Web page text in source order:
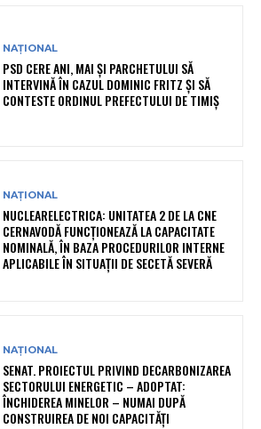
NAȚIONAL
PSD CERE ANI, MAI ȘI PARCHETULUI SĂ
INTERVINĂ ÎN CAZUL DOMINIC FRITZ ȘI SĂ
CONTESTE ORDINUL PREFECTULUI DE TIMIȘ
NAȚIONAL
NUCLEARELECTRICA: UNITATEA 2 DE LA CNE
CERNAVODĂ FUNCȚIONEAZĂ LA CAPACITATE
NOMINALĂ, ÎN BAZA PROCEDURILOR INTERNE
APLICABILE ÎN SITUAȚII DE SECETĂ SEVERĂ
NAȚIONAL
SENAT. PROIECTUL PRIVIND DECARBONIZAREA
SECTORULUI ENERGETIC – ADOPTAT:
ÎNCHIDEREA MINELOR – NUMAI DUPĂ
CONSTRUIREA DE NOI CAPACITĂȚI